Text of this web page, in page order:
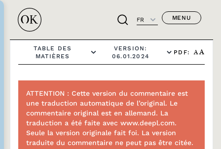
FR MENU
TABLE DES
MATIÈRES
VERSION:
06.01.2024
PDF: A A
ATTENTION : Cette version du commentaire est
une traduction automatique de l’original. Le
commentaire original est en allemand. La
traduction a été faite avec www.deepl.com.
Seule la version originale fait foi. La version
traduite du commentaire ne peut pas être citée.